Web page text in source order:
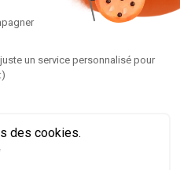
du
un service personnalisé pour
des cookies.
AMP D72A90-A 300/5A